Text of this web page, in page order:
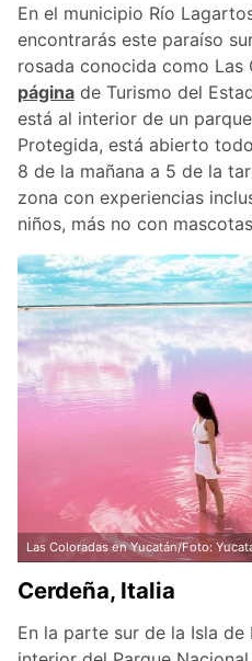
En el municipio Río
encontrarás este paraíso
rosada conocida como Las
página de Turismo del
está al interior de un
Protegida, está abierto
8 de la mañana a 5 de la
zona con experiencias
niños, más no con
Las Coloradas en Yucatán/Foto:
Cerdeña, Italia
En la parte sur de la Isla de